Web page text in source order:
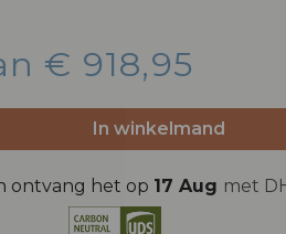
€ 918,95
In winkelmand
ontvang het op 17 Aug met